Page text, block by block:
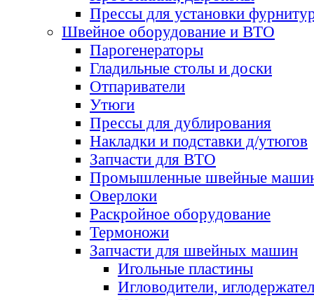
Прессы для установки
Швейное оборудование и ВТО
Парогенераторы
Гладильные столы и доски
Отпариватели
Утюги
Прессы для дублирования
Накладки и подставки д/утюгов
Запчасти для ВТО
Промышленные швейные
Оверлоки
Раскройное оборудование
Термоножи
Запчасти для швейных машин
Игольные пластины
Игловодители,